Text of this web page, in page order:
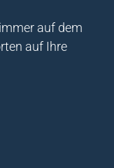
auf dem
auf Ihre